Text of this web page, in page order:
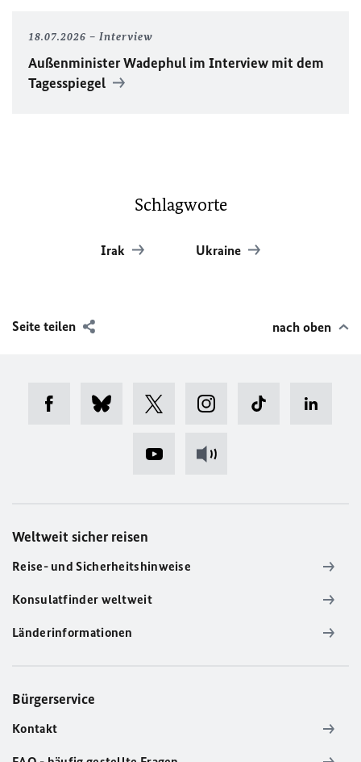
18.07.2026 Interview
Außenminister Wadephul im Interview mit dem
Tagesspiegel
Schlagworte
Irak Ukraine
Seite teilen nach oben
Weltweit sicher reisen
Reise- und Sicherheitshinweise
Konsulatfinder weltweit
Länderinformationen
Bürgerservice
Kontakt